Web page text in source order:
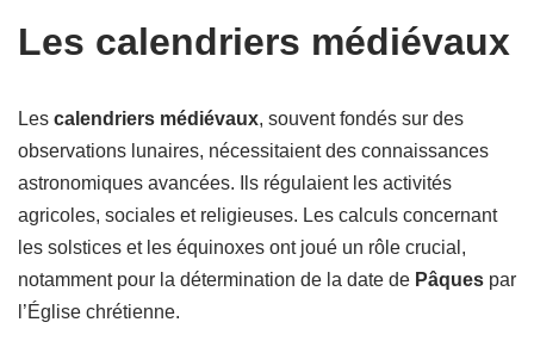
Les calendriers médiévaux
Les calendriers médiévaux, souvent fondés sur des
observations lunaires, nécessitaient des connaissances
astronomiques avancées. Ils régulaient les activités
agricoles, sociales et religieuses. Les calculs concernant
les solstices et les équinoxes ont joué un rôle crucial,
notamment pour la détermination de la date de Pâques par
l’Église chrétienne.